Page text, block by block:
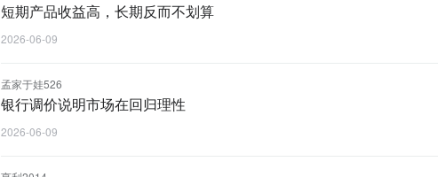
短期产品收益高，长期反而不划算
2026-06-09
孟家于娃526
银行调价说明市场在回归理性
2026-06-09